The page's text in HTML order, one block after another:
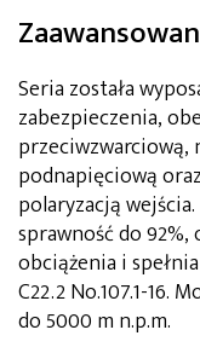
Seria została
zabezpieczenia,
przeciwzwarciową,
podnapięciową
polaryzacją
sprawność do
obciążenia i
C22.2 No.107.1-16.
do 5000 m n.p.m.